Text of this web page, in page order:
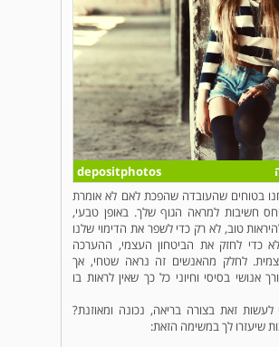
depositphotos
בטוחים שהעובדה שהפכת לאם לא אומרת
חשיבות למראה הגוף שלך. באופן טבעי,
טוב, לא רק כדי לשפר את הדימוי שלנו
כדי לחזק את הביטחון העצמי, ההערכה
לחלק מהאנשים זה נראה שטחי, אך
אנושי בסיסי וחיוני כל כך שאין לראות בו
לעשות זאת בצורה בריאה, נכונה ומאוזנת?
שיעזרו לך במשימה הזאת: